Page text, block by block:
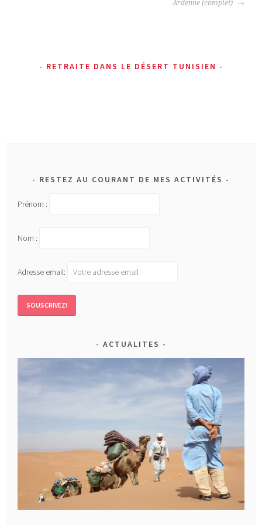
Ardenne (complet)
RETRAITE DANS LE DÉSERT TUNISIEN
RESTEZ AU COURANT DE MES ACTIVITÉS
Prénom :
Nom :
Adresse email:
ACTUALITES